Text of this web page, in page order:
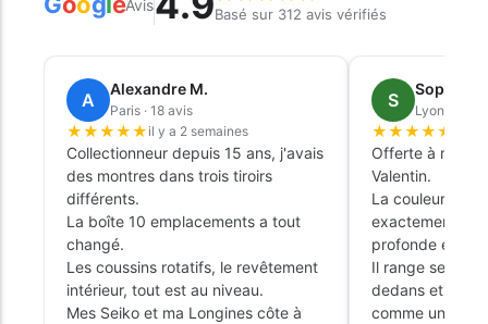
Avis Basé sur 312 avis vérifiés
A
Alexandre M.
Paris · 18 avis
★★★★★ il y a 2 semaines
Collectionneur depuis 15 ans, j'avais
des montres dans trois tiroirs
différents.
La boîte 10 emplacements a tout
changé.
Les coussins rotatifs, le revêtement
intérieur, tout est au niveau.
Mes Seiko et ma Longines côte à
S
Sophie L.
Lyon · 9
★★★★★
Offerte à mon
Valentin.
La couleur
exactement
profonde et
Il range ses
dedans et ça
comme un